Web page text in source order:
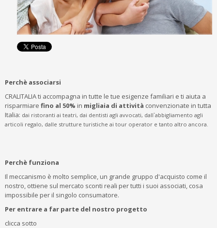
Perchè associarsi
CRALITALIA ti accompagna in tutte le tue esigenze familiari e ti aiuta a
risparmiare fino al 50% in migliaia di attività convenzionate in tutta
Italia: dai ristoranti ai teatri, dai dentisti agli avvocati, dall`abbigliamento agli
articoli regalo, dalle strutture turistiche ai tour operator e tanto altro ancora.
Perchè funziona
Il meccanismo è molto semplice, un grande gruppo d'acquisto come il
nostro, ottiene sul mercato sconti reali per tutti i suoi associati, cosa
impossibile per il singolo consumatore.
Per entrare a far parte del nostro progetto
clicca sotto